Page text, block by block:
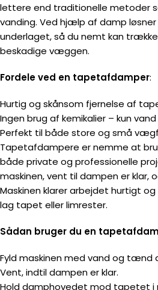
lettere end traditionelle metoder
vanding. Ved hjælp af damp
underlaget, så du nemt kan
beskadige væggen.
Fordele ved en tapetafdamper:
Hurtig og skånsom fjernelse af
Ingen brug af kemikalier – kun
Perfekt til både store og små
Tapetafdampere er nemme at
både private og professionelle
maskinen, vent til dampen er klar,
Maskinen klarer arbejdet hurtigt
lag tapet eller limrester.
Sådan bruger du en
Fyld maskinen med vand og tænd
Vent, indtil dampen er klar.
Hold damphovedet mod tapetet i